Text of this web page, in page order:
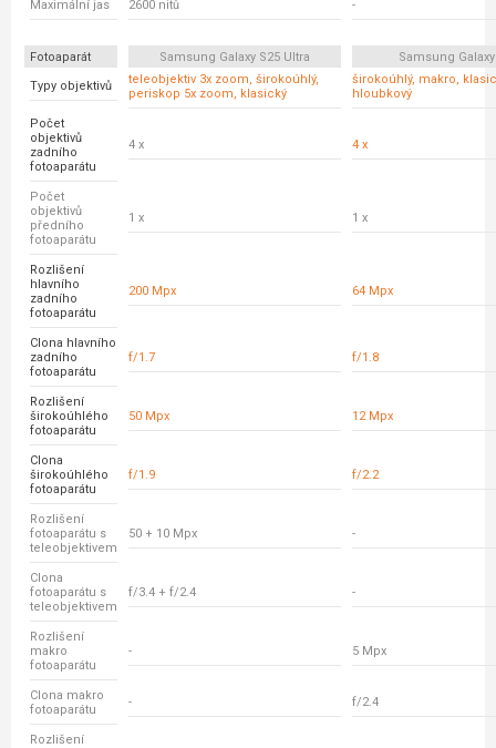
Maximální jas 2600 nitů -
Fotoaparát Samsung Galaxy S25 Ultra
Samsung Galaxy
Typy objektivů
teleobjektiv 3x zoom, širokoúhlý,
periskop 5x zoom, klasický
širokoúhlý, makro,
hloubkový
Počet
objektivů
zadního
fotoaparátu
4 x 4 x
Počet
objektivů
předního
fotoaparátu
1 x 1 x
Rozlišení
hlavního
zadního
fotoaparátu
200 Mpx 64 Mpx
Clona hlavního
zadního
fotoaparátu
f/1.7 f/1.8
Rozlišení
širokoúhlého
fotoaparátu
50 Mpx 12 Mpx
Clona
širokoúhlého
fotoaparátu
f/1.9 f/2.2
Rozlišení
fotoaparátu s
teleobjektivem
50 + 10 Mpx -
Clona
fotoaparátu s
teleobjektivem
f/3.4 + f/2.4 -
Rozlišení
makro
fotoaparátu
- 5 Mpx
Clona makro
fotoaparátu
- f/2.4
Rozlišení